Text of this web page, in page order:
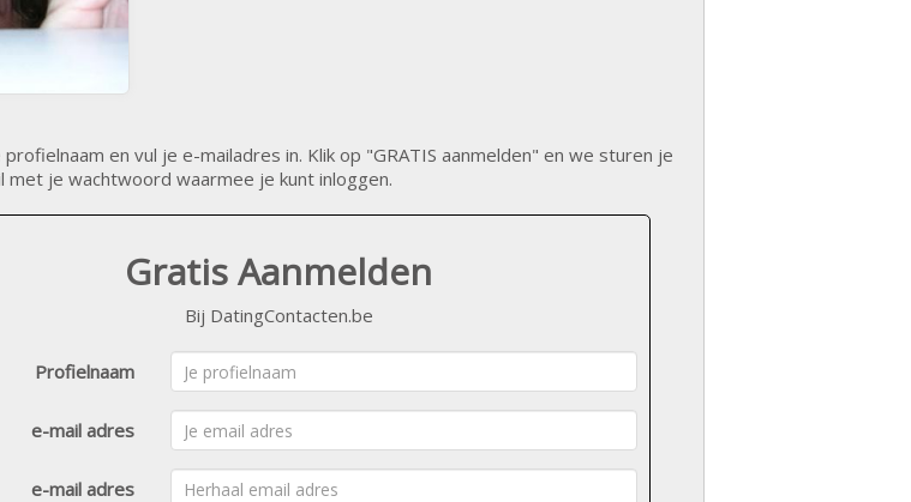
en vul je e-mailadres in. Klik op "GRATIS aanmelden" en we sturen je
met je wachtwoord waarmee je kunt inloggen.
Gratis Aanmelden
Bij DatingContacten.be
Profielnaam
e-mail adres
e-mail adres